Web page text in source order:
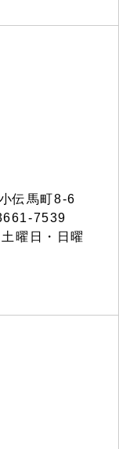
伝馬町8-6
7539
曜日・日曜